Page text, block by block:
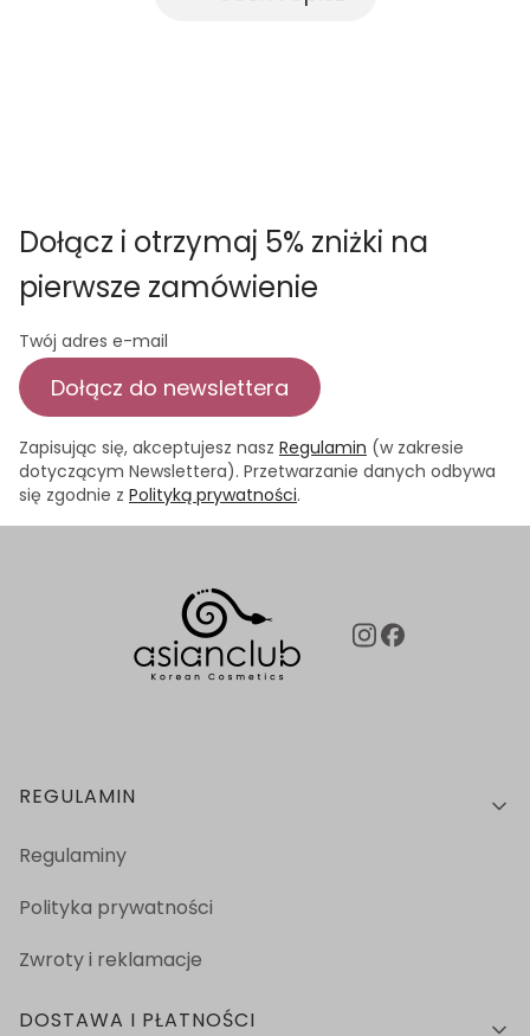
Dołącz i otrzymaj 5% zniżki na
pierwsze zamówienie
Twój adres e-mail
Dołącz do newslettera
Zapisując się, akceptujesz nasz Regulamin (w zakresie
dotyczącym Newslettera). Przetwarzanie danych odbywa
się zgodnie z Polityką prywatności.
Linki w stopce
REGULAMIN
Regulaminy
Polityka prywatności
Zwroty i reklamacje
DOSTAWA I PŁATNOŚCI